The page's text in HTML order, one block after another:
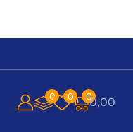
0 0 00,00